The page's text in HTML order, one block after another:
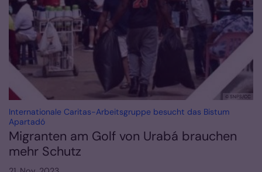
© SNPS/CC
Internationale Caritas-Arbeitsgruppe besucht das Bistum
Apartadó:
Migranten am Golf von Urabá brauchen
mehr Schutz